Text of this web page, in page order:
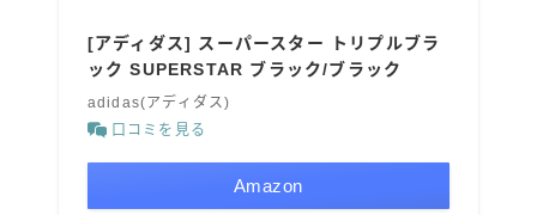
[アディダス] スーパースター トリプルブラ
ック SUPERSTAR ブラック/ブラック
adidas(アディダス)
口コミを見る
Amazon